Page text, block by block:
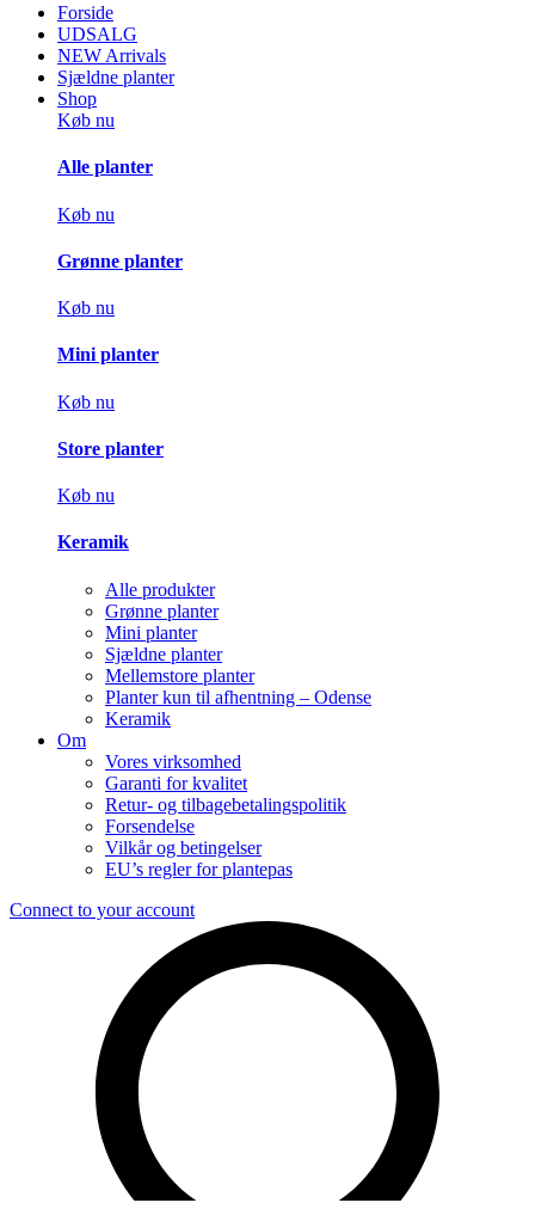
Forside
UDSALG
NEW Arrivals
Sjældne planter
Shop
Køb nu
Alle planter
Køb nu
Grønne planter
Køb nu
Mini planter
Køb nu
Store planter
Køb nu
Keramik
Alle produkter
Grønne planter
Mini planter
Sjældne planter
Mellemstore planter
Planter kun til afhentning – Odense
Keramik
Om
Vores virksomhed
Garanti for kvalitet
Retur- og tilbagebetalingspolitik
Forsendelse
Vilkår og betingelser
EU’s regler for plantepas
Connect to your account